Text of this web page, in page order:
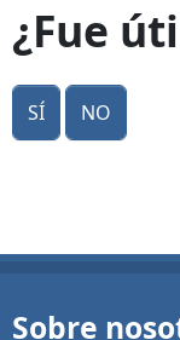
¿Fue
Sí No
Sobre